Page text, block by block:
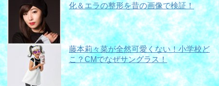
化＆エラの整形を昔の画像で検証！
藤本莉々菜が全然可愛くない！小学校ど
こ？CMでなぜサングラス！